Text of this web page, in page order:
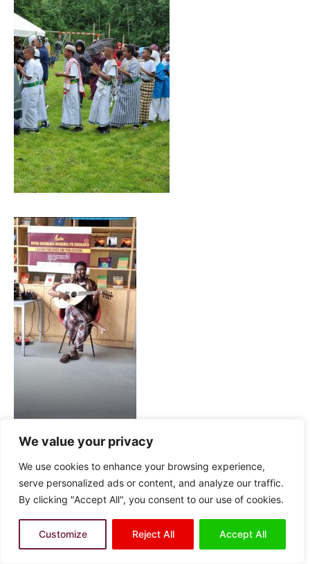
We value your privacy
We use cookies to enhance your browsing experience,
serve personalized ads or content, and analyze our traffic.
By clicking "Accept All", you consent to our use of cookies.
Customize Reject All Accept All